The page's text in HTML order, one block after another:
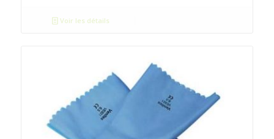
Voir les détails